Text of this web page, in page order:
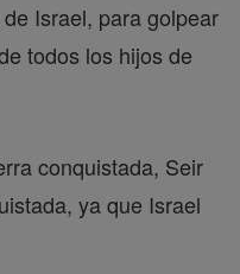
Israel, para golpear
todos los hijos de
conquistada, Seir
ya que Israel